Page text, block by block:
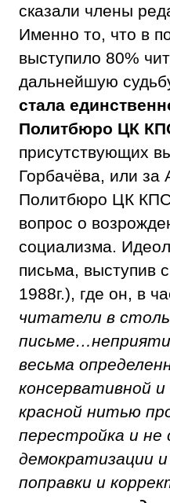
сказали члены
Именно то, что в
выступило 80%
дальнейшую
стала
Политбюро ЦК
присутствующих
Горбачёва, или за
Политбюро ЦК
вопрос о
социализма.
письма, выступив
1988г.), где он, в
читатели в
весьма
консервативной
красной нитью
перестройка и не
демократизации
поправки и